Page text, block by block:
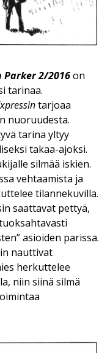
Parker 2/2016on
tarinaa.
tarjoaa
nuoruudesta.
tarina yltyy
takaa-ajoksi.
silmää iskien.
vehtaamista ja
tilannekuvilla.
saattavat pettyä,
asioiden parissa.
nauttivat
herkuttelee
niin siinä silmä